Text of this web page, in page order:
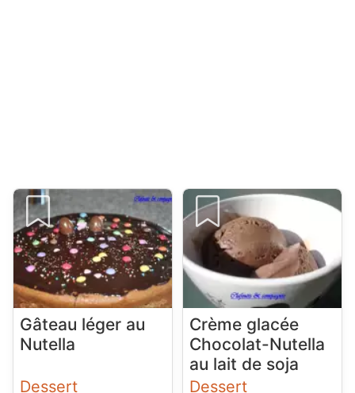
Gâteau léger au
Nutella
Dessert
Crème glacée
Chocolat-Nutella
au lait de soja
Dessert